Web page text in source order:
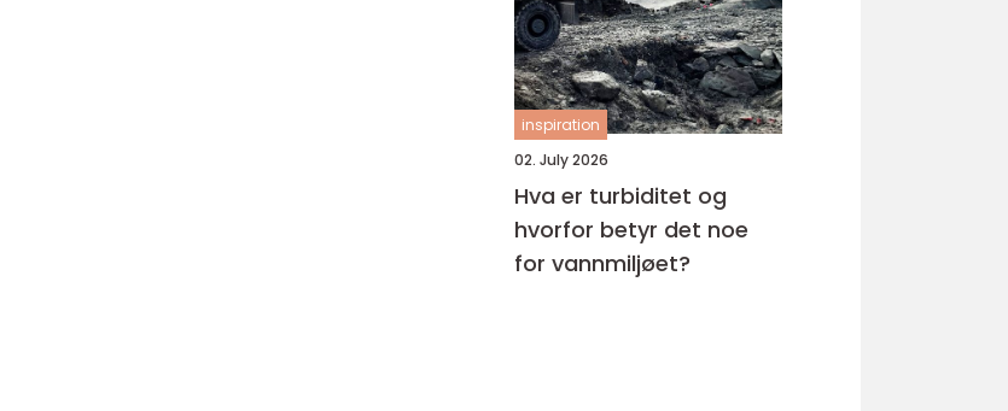
inspiration
02. July 2026
Hva er turbiditet og
hvorfor betyr det noe
for vannmiljøet?